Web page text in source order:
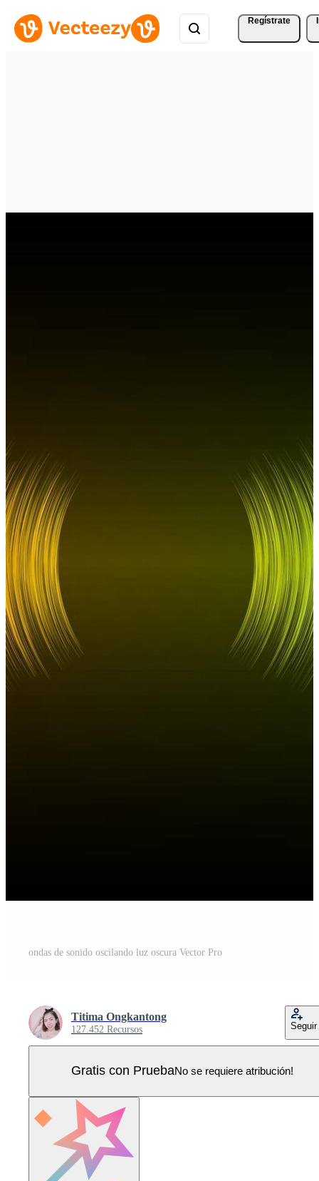
Regístrate
ondas de sonido oscilando luz oscura Vector Pro
Titima Ongkantong
127.452 Recursos Seguir
Gratis con PruebaNo se requiere atribución!